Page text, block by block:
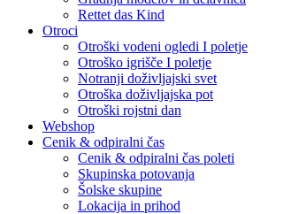
Rettet das Kind
Otroci
Otroški vodeni ogledi I poletje
Otroško igrišče I poletje
Notranji doživljajski svet
Otroška doživljajska pot
Otroški rojstni dan
Webshop
Cenik & odpiralni čas
Cenik & odpiralni čas poleti
Skupinska potovanja
Šolske skupine
Lokacija in prihod